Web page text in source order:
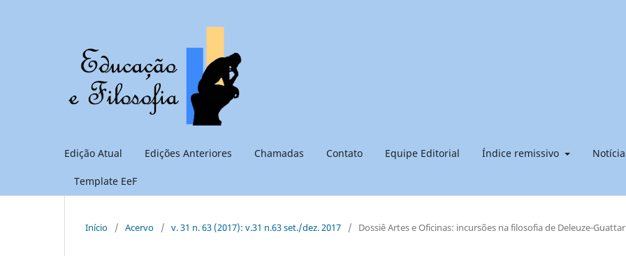
Edição Atual Edições Anteriores Chamadas Contato Equipe Editorial Índice remissivo
Template EeF
Início / Acervo / v. 31 n. 63 (2017): v.31 n.63 set./dez. 2017 / Dossiê Artes e Oficinas: incursões na filosofia de Deleuze-